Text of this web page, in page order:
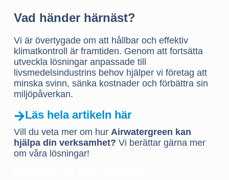
Vad händer härnäst?
Vi är övertygade om att hållbar och effektiv
klimatkontroll är framtiden. Genom att fortsätta
utveckla lösningar anpassade till
livsmedelsindustrins behov hjälper vi företag att
minska svinn, sänka kostnader och förbättra sin
miljöpåverkan.
Läs hela artikeln här
Vill du veta mer om hur Airwatergreen kan
hjälpa din verksamhet? Vi berättar gärna mer
om våra lösningar!